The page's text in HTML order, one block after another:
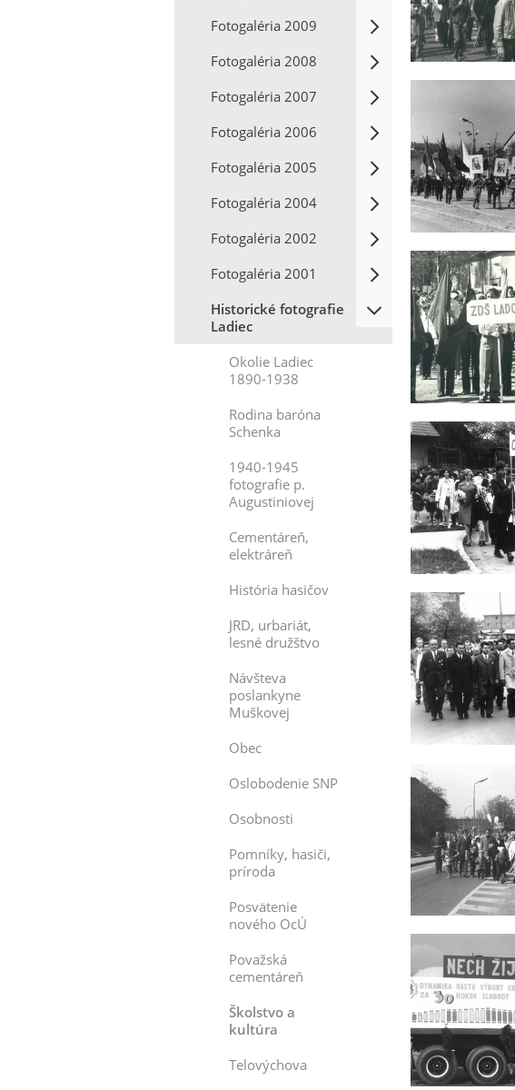
Fotogaléria 2009
Fotogaléria 2008
Fotogaléria 2007
Fotogaléria 2006
Fotogaléria 2005
Fotogaléria 2004
Fotogaléria 2002
Fotogaléria 2001
Historické fotografie
Ladiec
Okolie Ladiec
1890-1938
Rodina baróna
Schenka
1940-1945
fotografie p.
Augustiniovej
Cementáreň,
elektráreň
História hasičov
JRD, urbariát,
lesné družštvo
Návšteva
poslankyne
Muškovej
Obec
Oslobodenie SNP
Osobnosti
Pomníky, hasiči,
príroda
Posvätenie
nového OcÚ
Považská
cementáreň
Školstvo a
kultúra
Telovýchova